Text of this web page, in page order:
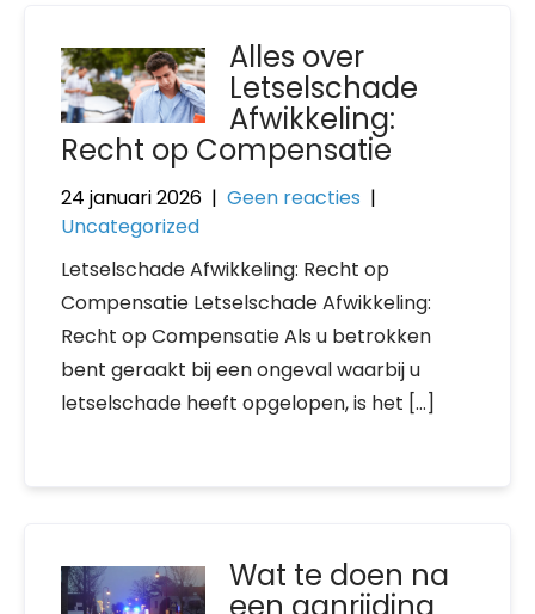
Alles over
Letselschade
Afwikkeling:
Recht op Compensatie
24 januari 2026 | Geen reacties |
Uncategorized
Letselschade Afwikkeling: Recht op
Compensatie Letselschade Afwikkeling:
Recht op Compensatie Als u betrokken
bent geraakt bij een ongeval waarbij u
letselschade heeft opgelopen, is het […]
Wat te doen na